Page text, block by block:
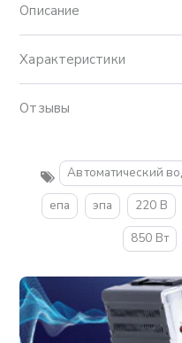
Описание
Характеристики
Отзывы
Автоматический
епа
эпа 220 В
850 Вт